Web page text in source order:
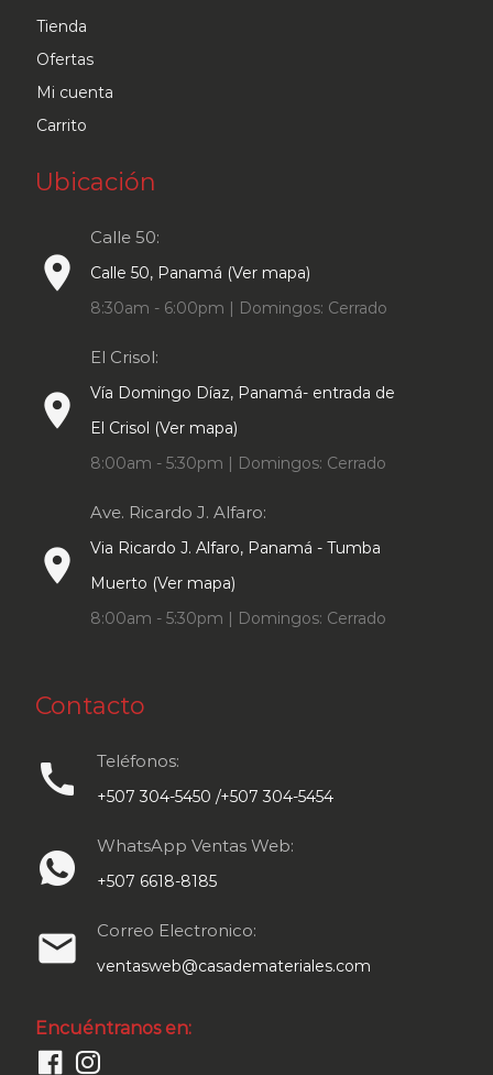
Tienda
Ofertas
Mi cuenta
Carrito
Ubicación
place
Calle 50:
Calle 50, Panamá (Ver mapa)
8:30am - 6:00pm | Domingos: Cerrado
place
El Crisol:
Vía Domingo Díaz, Panamá- entrada de
El Crisol (Ver mapa)
8:00am - 5:30pm | Domingos: Cerrado
place
Ave. Ricardo J. Alfaro:
Via Ricardo J. Alfaro, Panamá - Tumba
Muerto (Ver mapa)
8:00am - 5:30pm | Domingos: Cerrado
Contacto
call Teléfonos:
+507 304-5450 /+507 304-5454
WhatsApp Ventas Web:
+507 6618-8185
email Correo Electronico:
ventasweb@casademateriales.com
Encuéntranos en: